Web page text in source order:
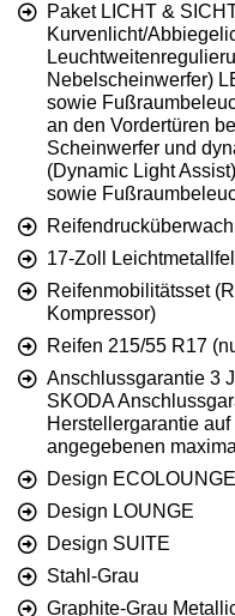
Paket LICHT &
Kurvenlicht/
Nebelscheinwerfer)
sowie
an den Vordertüren
Scheinwerfer und
(Dynamic Light
sowie
17-Zoll
Reifenmobilitätsset
Kompressor)
Reifen 215/55 R17
Anschlussgarantie 3
SKODA
Herstellergarantie
angegebenen
Design ECOLOUNGE
Design LOUNGE
Design SUITE
Stahl-Grau
Graphite-Grau